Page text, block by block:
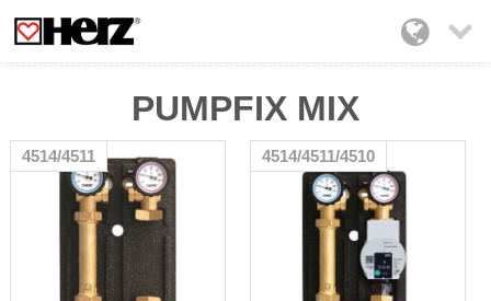

PUMPFIX MIX
4514/4511 4514/4511/4510